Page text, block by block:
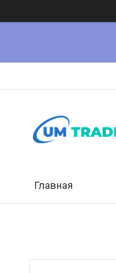
Главная